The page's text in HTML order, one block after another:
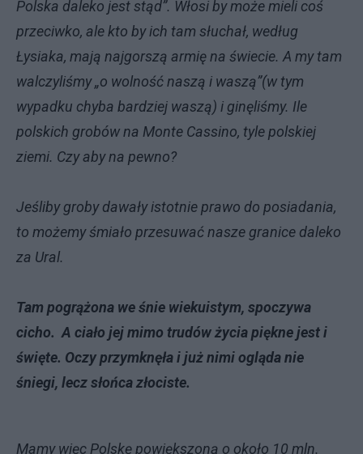
Polska daleko jest stąd”. Włosi by może mieli coś
przeciwko, ale kto by ich tam słuchał, według
Łysiaka, mają najgorszą armię na świecie. A my tam
walczyliśmy „o wolność naszą i waszą”(w tym
wypadku chyba bardziej waszą) i ginęliśmy. Ile
polskich grobów na Monte Cassino, tyle polskiej
ziemi. Czy aby na pewno?
Jeśliby groby dawały istotnie prawo do posiadania,
to możemy śmiało przesuwać nasze granice daleko
za Ural.
Tam pogrążona we śnie wiekuistym, spoczywa
cicho. A ciało jej mimo trudów życia piękne jest i
święte. Oczy przymknęła i już nimi ogląda nie
śniegi, lecz słońca złociste.
Mamy więc Polskę powiększoną o około 10 mln.